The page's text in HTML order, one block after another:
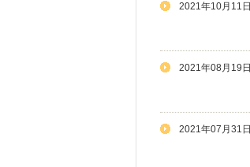
2021年10月11日
2021年08月19日
2021年07月31日